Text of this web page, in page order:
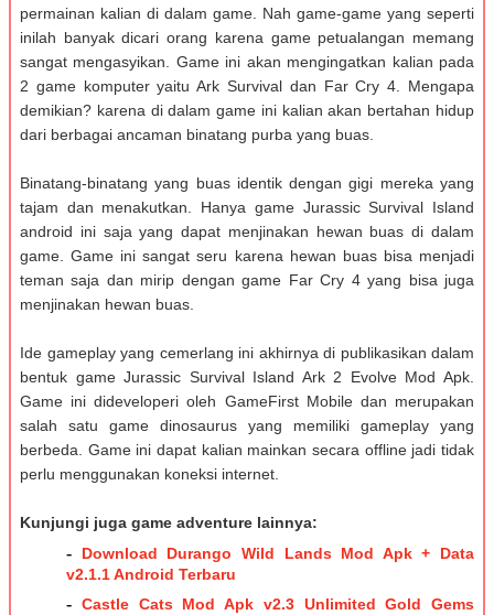
permainan kalian di dalam game. Nah game-game yang seperti
inilah banyak dicari orang karena game petualangan memang
sangat mengasyikan. Game ini akan mengingatkan kalian pada
2 game komputer yaitu Ark Survival dan Far Cry 4. Mengapa
demikian? karena di dalam game ini kalian akan bertahan hidup
dari berbagai ancaman binatang purba yang buas.
Binatang-binatang yang buas identik dengan gigi mereka yang
tajam dan menakutkan. Hanya game Jurassic Survival Island
android ini saja yang dapat menjinakan hewan buas di dalam
game. Game ini sangat seru karena hewan buas bisa menjadi
teman saja dan mirip dengan game Far Cry 4 yang bisa juga
menjinakan hewan buas.
Ide gameplay yang cemerlang ini akhirnya di publikasikan dalam
bentuk game Jurassic Survival Island Ark 2 Evolve Mod Apk.
Game ini dideveloperi oleh GameFirst Mobile dan merupakan
salah satu game dinosaurus yang memiliki gameplay yang
berbeda. Game ini dapat kalian mainkan secara offline jadi tidak
perlu menggunakan koneksi internet.
Kunjungi juga game adventure lainnya:
-
Download Durango Wild Lands Mod Apk + Data
v2.1.1 Android Terbaru
- Castle Cats Mod Apk v2.3 Unlimited Gold Gems